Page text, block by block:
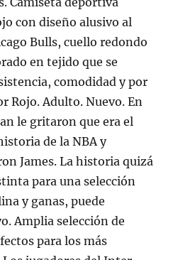
con diseño alusivo al
Bulls, cuello redondo
en tejido que se
comodidad y por
Rojo. Adulto. Nuevo. En
le gritaron que era el
de la NBA y
James. La historia quizá
para una selección
y ganas, puede
Amplia selección de
para los más